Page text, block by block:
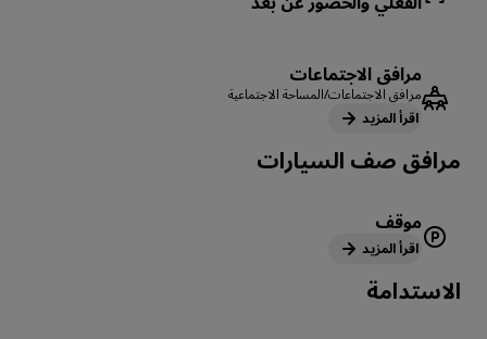
مرافق الاجتماعات
مرافق الاجتماعات/المساحة الاجتماعية
اقرأ المزيد
‏‫مرافق صف السيارات
موقف
اقرأ المزيد
الاستدامة